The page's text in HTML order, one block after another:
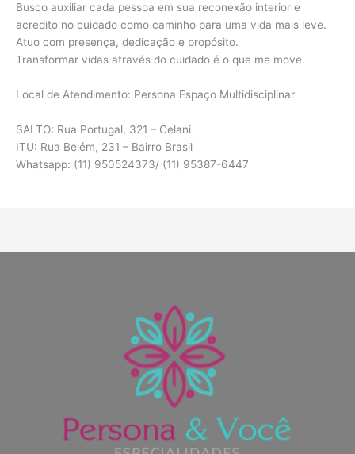
Busco auxiliar cada pessoa em sua reconexão interior e
acredito no cuidado como caminho para uma vida mais leve.
Atuo com presença, dedicação e propósito.
Transformar vidas através do cuidado é o que me move.
Local de Atendimento: Persona Espaço Multidisciplinar
SALTO: Rua Portugal, 321 – Celani
ITU: Rua Belém, 231 – Bairro Brasil
Whatsapp: (11) 950524373/ (11) 95387-6447